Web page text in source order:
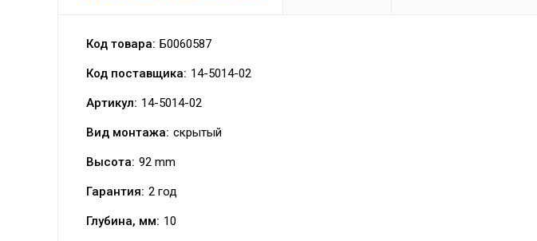
Код товара: Б0060587
Код поставщика: 14-5014-02
Артикул: 14-5014-02
Вид монтажа: скрытый
Высота: 92 mm
Гарантия: 2 год
Глубина, мм: 10